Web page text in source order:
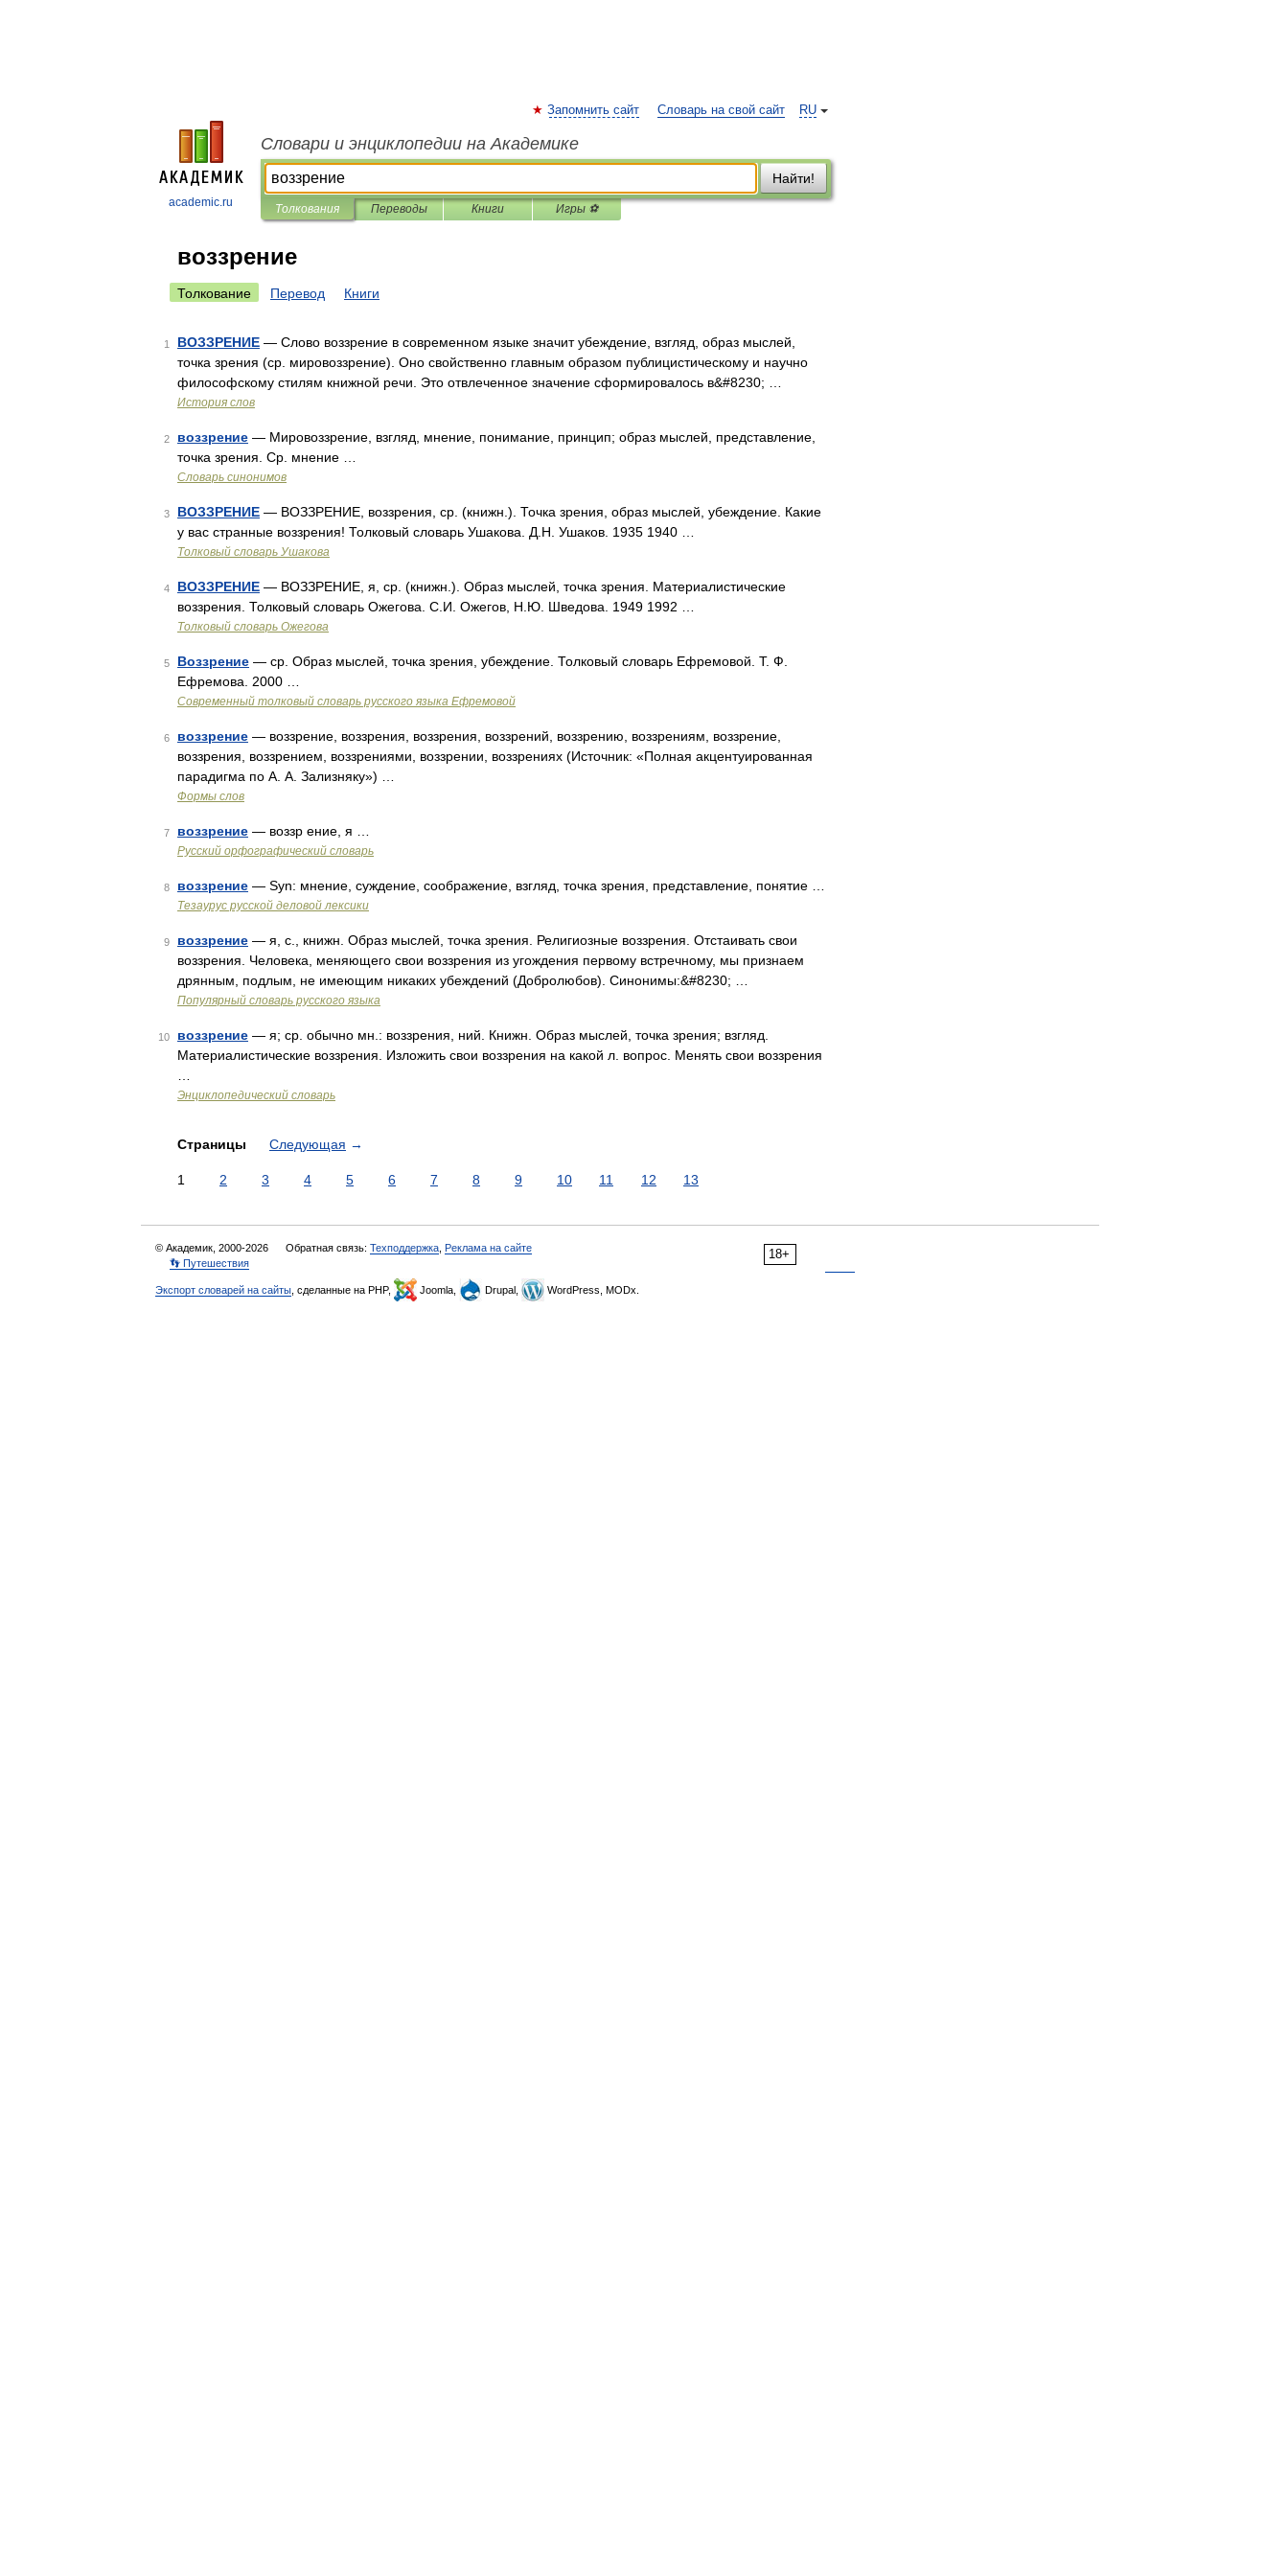
academic.ru
RU
Запомнить сайт Словарь на свой сайт
Словари и энциклопедии на Академике
Найти!
Толкования Переводы Книги Игры ⚽
воззрение
Толкование Перевод Книги
1 ВОЗЗРЕНИЕ — Слово воззрение в современном языке значит убеждение, взгляд, образ мыслей,
точка зрения (ср. мировоззрение). Оно свойственно главным образом публицистическому и научно
философскому стилям книжной речи. Это отвлеченное значение сформировалось в&#8230; …
История слов
2 воззрение — Мировоззрение, взгляд, мнение, понимание, принцип; образ мыслей, представление,
точка зрения. Ср. мнение …
Словарь синонимов
3 ВОЗЗРЕНИЕ — ВОЗЗРЕНИЕ, воззрения, ср. (книжн.). Точка зрения, образ мыслей, убеждение. Какие
у вас странные воззрения! Толковый словарь Ушакова. Д.Н. Ушаков. 1935 1940 …
Толковый словарь Ушакова
4 ВОЗЗРЕНИЕ — ВОЗЗРЕНИЕ, я, ср. (книжн.). Образ мыслей, точка зрения. Материалистические
воззрения. Толковый словарь Ожегова. С.И. Ожегов, Н.Ю. Шведова. 1949 1992 …
Толковый словарь Ожегова
5 Воззрение — ср. Образ мыслей, точка зрения, убеждение. Толковый словарь Ефремовой. Т. Ф.
Ефремова. 2000 …
Современный толковый словарь русского языка Ефремовой
6 воззрение — воззрение, воззрения, воззрения, воззрений, воззрению, воззрениям, воззрение,
воззрения, воззрением, воззрениями, воззрении, воззрениях (Источник: «Полная акцентуированная
парадигма по А. А. Зализняку») …
Формы слов
7 воззрение — воззр ение, я …
Русский орфографический словарь
8 воззрение — Syn: мнение, суждение, соображение, взгляд, точка зрения, представление, понятие …
Тезаурус русской деловой лексики
9 воззрение — я, с., книжн. Образ мыслей, точка зрения. Религиозные воззрения. Отстаивать свои
воззрения. Человека, меняющего свои воззрения из угождения первому встречному, мы признаем
дрянным, подлым, не имеющим никаких убеждений (Добролюбов). Синонимы:&#8230; …
Популярный словарь русского языка
10 воззрение — я; ср. обычно мн.: воззрения, ний. Книжн. Образ мыслей, точка зрения; взгляд.
Материалистические воззрения. Изложить свои воззрения на какой л. вопрос. Менять свои воззрения
Энциклопедический словарь
Страницы Следующая →
1 2 3 4 5 6 7 8 9 10 11 12 13
18+
© Академик, 2000-2026 Обратная связь: Техподдержка Реклама на сайте
👣 Путешествия
Экспорт словарей на сайты , сделанные на PHP, Joomla, Drupal, WordPress, MODx.